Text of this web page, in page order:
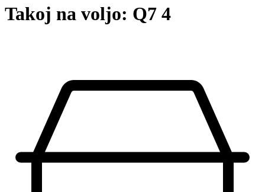
Takoj na voljo: Q7 4